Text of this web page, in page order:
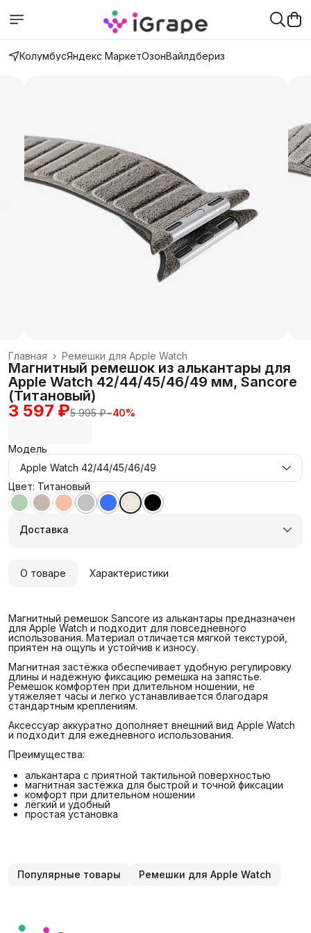
КолумбусЯндекс МаркетОзонВайлдбериз
Ремешки для Apple Watch
Главная ›
Магнитный ремешок из алькантары для
Apple Watch 42/44/45/46/49 мм, Sancore
(Титановый)
3 597 ₽5 995 ₽−40%
Модель
Apple Watch 42/44/45/46/49
Цвет: Титановый
Доставка
О товаре Характеристики
Магнитный ремешок Sancore из алькантары предназначен
для Apple Watch и подходит для повседневного
использования. Материал отличается мягкой текстурой,
приятен на ощупь и устойчив к износу.
Магнитная застёжка обеспечивает удобную регулировку
длины и надёжную фиксацию ремешка на запястье.
Ремешок комфортен при длительном ношении, не
утяжеляет часы и легко устанавливается благодаря
стандартным креплениям.
Аксессуар аккуратно дополняет внешний вид Apple Watch
и подходит для ежедневного использования.
Преимущества:
алькантара с приятной тактильной поверхностью
магнитная застёжка для быстрой и точной фиксации
комфорт при длительном ношении
лёгкий и удобный
простая установка
Популярные товары Ремешки для Apple Watch